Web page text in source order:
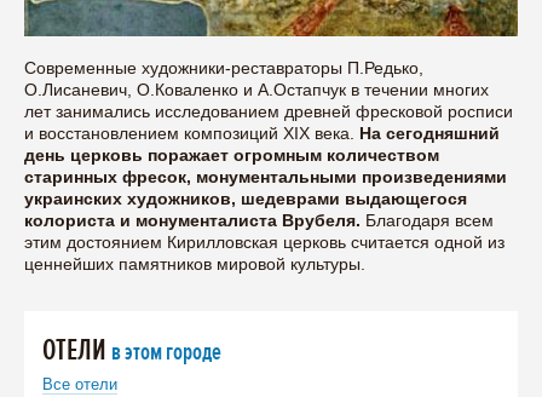
Современные художники-реставраторы П.Редько,
О.Лисаневич, О.Коваленко и А.Остапчук в течении многих
лет занимались исследованием древней фресковой росписи
и восстановлением композиций XIX века. На сегодняшний
день церковь поражает огромным количеством
старинных фресок, монументальными произведениями
украинских художников, шедеврами выдающегося
колориста и монументалиста Врубеля. Благодаря всем
этим достоянием Кирилловская церковь считается одной из
ценнейших памятников мировой культуры.
ОТЕЛИ в этом городе
Все отели